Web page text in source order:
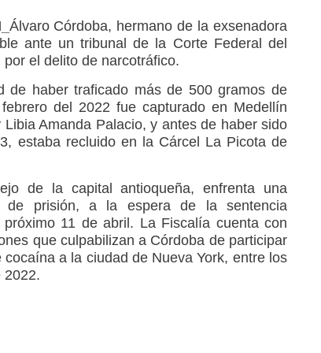
Álvaro Córdoba, hermano de la exsenadora
ante un tribunal de la Corte Federal del
el delito de narcotráfico.
de haber traficado más de 500 gramos de
del 2022 fue capturado en Medellín
Amanda Palacio, y antes de haber sido
estaba recluido en la Cárcel La Picota de
de la capital antioqueña, enfrenta una
de prisión, a la espera de la sentencia
11 de abril. La Fiscalía cuenta con
que culpabilizan a Córdoba de participar
a la ciudad de Nueva York, entre los
2022.